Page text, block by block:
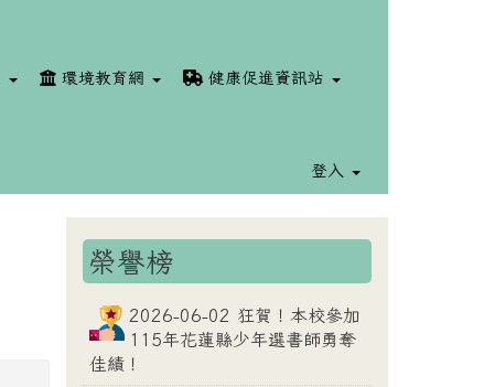
環境教育網 健康促進資訊站
登入
榮譽榜
2026-06-02 狂賀！本校參加
115年花蓮縣少年選書師勇奪
佳績！